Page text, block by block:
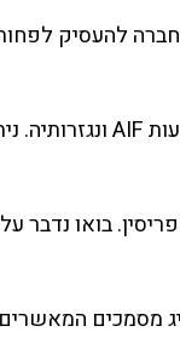
אפשרויות שונות לקבלת תושבות קבע במסלול
מסמכים